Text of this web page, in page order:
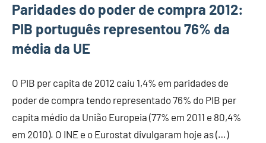
Paridades do poder de compra 2012:
PIB português representou 76% da
média da UE
O PIB per capita de 2012 caiu 1,4% em paridades de
poder de compra tendo representado 76% do PIB per
capita médio da União Europeia (77% em 2011 e 80,4%
em 2010). O INE e o Eurostat divulgaram hoje as (…)